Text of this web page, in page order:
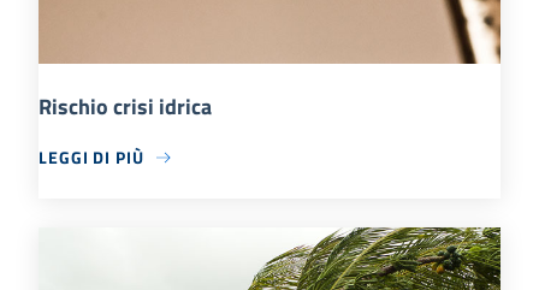
Rischio crisi idrica
LEGGI DI PIÙ